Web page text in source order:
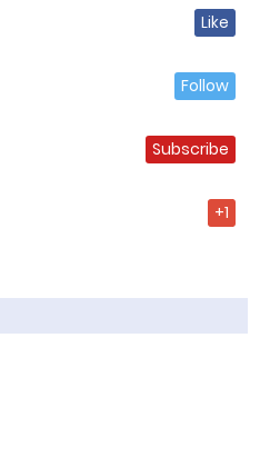
Like
Follow
Subscribe
+1